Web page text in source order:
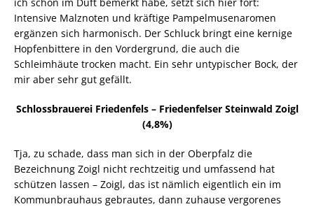
Intensive Malznoten und kräftige Pampelmusenaromen
ergänzen sich harmonisch. Der Schluck bringt eine kernige
Hopfenbittere in den Vordergrund, die auch die
Schleimhäute trocken macht. Ein sehr untypischer Bock, der
mir aber sehr gut gefällt.
Schlossbrauerei Friedenfels – Friedenfelser Steinwald Zoigl
(4,8%)
Tja, zu schade, dass man sich in der Oberpfalz die
Bezeichnung Zoigl nicht rechtzeitig und umfassend hat
schützen lassen – Zoigl, das ist nämlich eigentlich ein im
Kommunbrauhaus gebrautes, dann zuhause vergorenes